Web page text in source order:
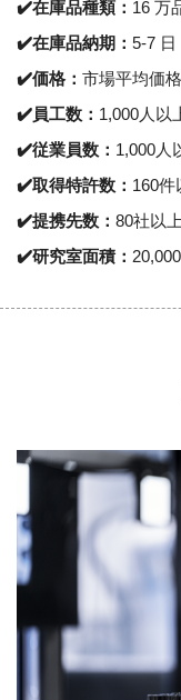
✔️在庫品種類： 16 万
✔️在庫品納期： 5-7 日
✔️価格： 市場平均価
✔️員工数： 1,000人以
✔️従業員数： 1,000人
✔️取得特許数： 160件
✔️提携先数： 80社以上
✔️研究室面積：